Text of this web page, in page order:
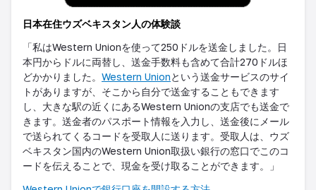
日本在住ウズベキスタン人の体験談
「私はWestern Unionを使って250 ドルを送金しました。日
本円からドルに両替し、送金手数料も含めて合計270 ドルほ
どかかりました 。 Western Unionという送金サービスのサイ
トがありますが、そこから自分で送金することもできます
し、大きな駅の近くにあるWestern Unionの支店でも送金で
きます。送金者のパスポート情報を入力し、送金後にメール
で送られてくるコードを受取人に送ります。受取人は、ウズ
ベキスタン国内のWestern Union取扱い銀行の窓口でこのコ
ードを伝えることで、現金を受け取ることができます。」